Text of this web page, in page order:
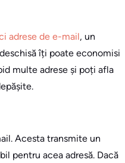
adrese de e-mail, un
îți poate economisi
multe adrese și poți afla
Acesta transmite un
pentru acea adresă. Dacă